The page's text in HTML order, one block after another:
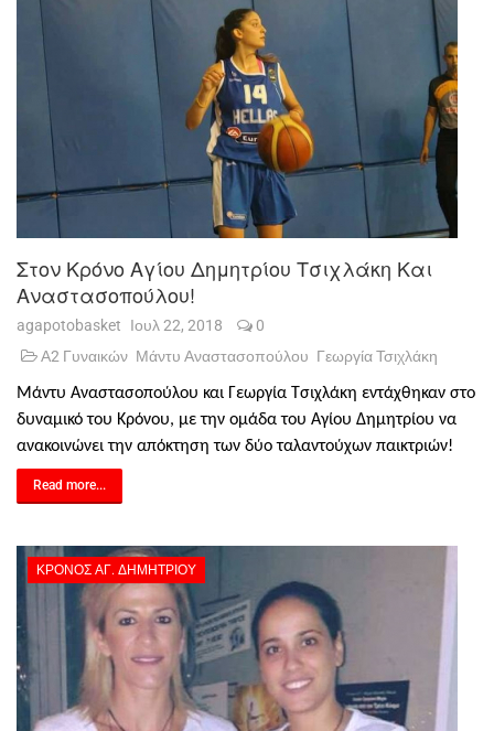
Στον Κρόνο Αγίου Δημητρίου Τσιχλάκη Και
Αναστασοπούλου!
agapotobasket Ιουλ 22, 2018
0
Α2 Γυναικών Μάντυ Αναστασοπούλου Γεωργία Τσιχλάκη
Μάντυ Αναστασοπούλου και Γεωργία Τσιχλάκη εντάχθηκαν στο
δυναμικό του Κρόνου, με την ομάδα του Αγίου Δημητρίου να
ανακοινώνει την απόκτηση των δύο ταλαντούχων παικτριών!
Read more...
ΚΡΌΝΟΣ ΑΓ. ΔΗΜΗΤΡΊΟΥ